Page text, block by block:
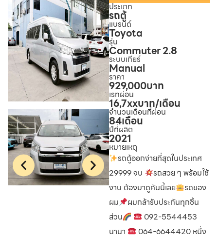
ประเภท
รถตู้
แบรนด์
Toyota
รุ่น
Commuter 2.8
ระบบเกียร์
Manual
ราคา
929,000บาท
เรทผ่อน
16,7xxบาท/เดือน
จำนวนเดือนที่ผ่อน
84เดือน
ปีที่ผลิต
2021
หมายเหตุ
รถตู้ออกง่ายที่สุดในประเทศ
29999 จบ
รถสวย ๆ พร้อมใช้
งาน ต้องมาดูคันนี้เลย
รถของ
ผม
ผมกล้ารับประกันทุกชิ้น
ส่วน
092-5544453
นานา
064-6644420 หนึ่ง